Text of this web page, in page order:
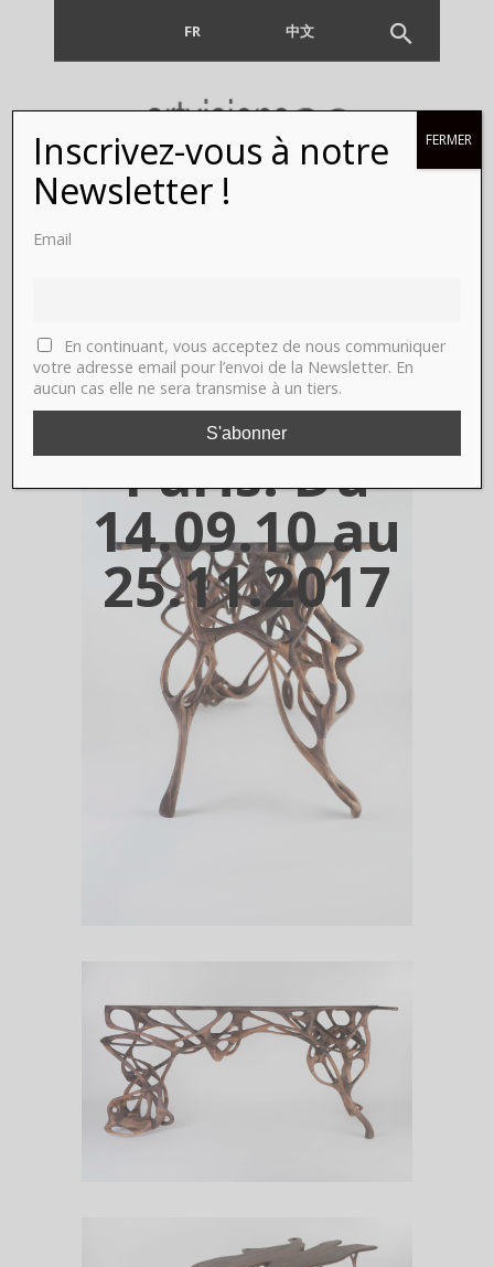
FR 中文
Mathias
MARIA
WETTERGREN,
Paris. Du
14.09.10 au
25.11.2017
Inscrivez-vous à notre
Newsletter !
Email
En continuant, vous acceptez de nous communiquer
votre adresse email pour l’envoi de la Newsletter. En
aucun cas elle ne sera transmise à un tiers.
FERMER